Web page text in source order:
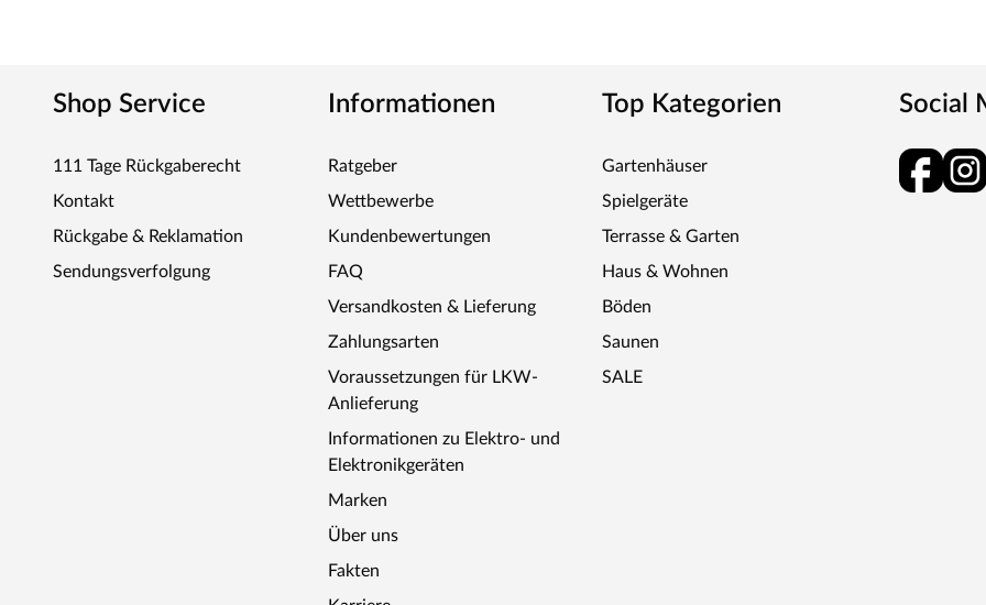
Shop Service
111 Tage Rückgaberecht
Kontakt
Rückgabe & Reklamation
Sendungsverfolgung
Informationen
Ratgeber
Wettbewerbe
Kundenbewertungen
FAQ
Versandkosten & Lieferung
Zahlungsarten
Voraussetzungen für LKW-
Anlieferung
Informationen zu Elektro- und
Elektronikgeräten
Marken
Über uns
Fakten
Top Kategorien
Gartenhäuser
Spielgeräte
Terrasse & Garten
Haus & Wohnen
Böden
Saunen
SALE
Social